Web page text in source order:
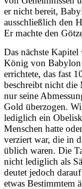
er nicht bereit,
ausschließlich den
Er machte den
Das nächste
König von Babylon
errichtete, das fast
beschreibt nicht die
nur seine
Gold überzogen.
lediglich ein
Menschen hatte
verziert war, die in
üblich waren. Die
nicht lediglich als
deutet jedoch
etwas Bestimmtem